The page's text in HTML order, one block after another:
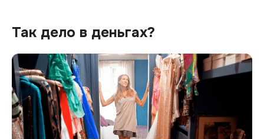
Так дело в деньгах?